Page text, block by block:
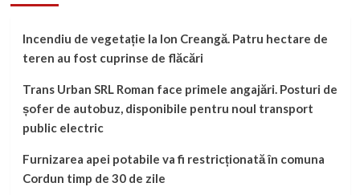
Incendiu de vegetație la Ion Creangă. Patru hectare de
teren au fost cuprinse de flăcări
Trans Urban SRL Roman face primele angajări. Posturi de
șofer de autobuz, disponibile pentru noul transport
public electric
Furnizarea apei potabile va fi restricționată în comuna
Cordun timp de 30 de zile